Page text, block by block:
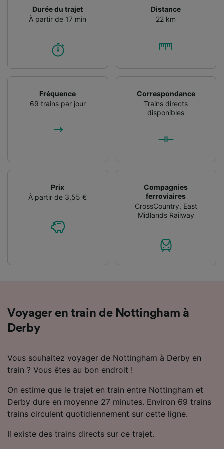
Durée du trajet
À partir de 17 min
Distance
22 km
Fréquence
69 trains par jour
Correspondance
Trains directs
disponibles
Prix
À partir de 3,55 €
Compagnies
ferroviaires
CrossCountry, East
Midlands Railway
Voyager en train de Nottingham à
Derby
Vous souhaitez voyager de Nottingham à Derby en
train ? Vous êtes au bon endroit !
On estime que le trajet en train entre Nottingham et
Derby dure en moyenne 27 minutes. Environ 69 trains
trains circulent quotidiennement sur cette ligne.
Il existe des trains directs sur ce trajet.
contenu personnalisés, mesure de
performance des publicités et du contenu,